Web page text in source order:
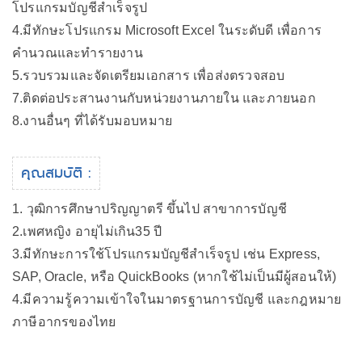
โปรแกรมบัญชีสำเร็จรูป
4.มีทักษะโปรแกรม Microsoft Excel ในระดับดี เพื่อการ
คำนวณและทำรายงาน
5.รวบรวมและจัดเตรียมเอกสาร เพื่อส่งตรวจสอบ
7.ติดต่อประสานงานกับหน่วยงานภายใน และภายนอก
8.งานอื่นๆ ที่ได้รับมอบหมาย
คุณสมบัติ :
1. วุฒิการศึกษาปริญญาตรี ขึ้นไป สาขาการบัญชี
2.เพศหญิง อายุไม่เกิน35 ปี
3.มีทักษะการใช้โปรแกรมบัญชีสำเร็จรูป เช่น Express,
SAP, Oracle, หรือ QuickBooks (หากใช้ไม่เป็นมีผู้สอนให้)
4.มีความรู้ความเข้าใจในมาตรฐานการบัญชี และกฎหมาย
ภาษีอากรของไทย